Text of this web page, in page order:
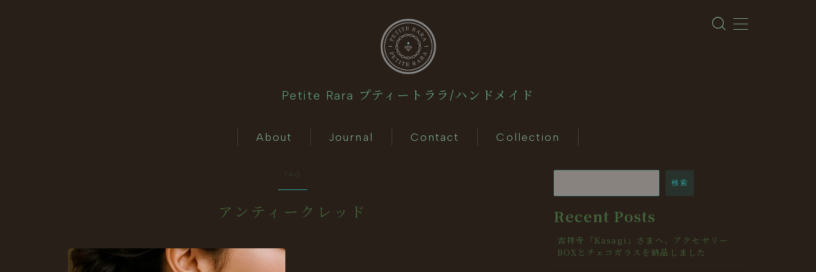
Petite Rara プティートララ/ハンドメイド
About Journal Contact Collection
TAG
アンティークレッド
検索
Recent Posts
吉祥寺「Kasagi」さまへ、アクセサリー
BOXとチェコガラスを納品しました